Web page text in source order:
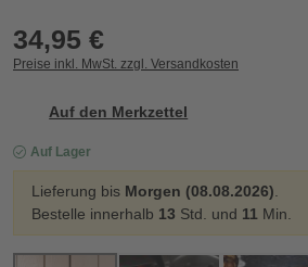
34,95 €
Preise inkl. MwSt. zzgl. Versandkosten
Auf den Merkzettel
Auf Lager
Lieferung bis Morgen (08.08.2026).
Bestelle innerhalb 13 Std. und 11 Min.